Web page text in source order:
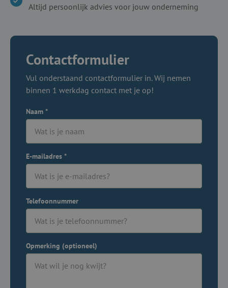
Altijd persoonlijk advies voor jouw onderneming
Contactformulier
Vul onderstaand contactformulier in. Wij nemen
binnen 1 werkdag contact met je op!
Naam *
E-mailadres *
Telefoonnummer
Opmerking (optioneel)